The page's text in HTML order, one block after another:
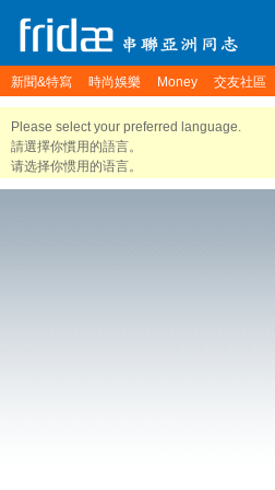
新聞&特寫 時尚娛樂 Money 交友社區
Please select your preferred language.
請選擇你慣用的語言。
请选择你惯用的语言。